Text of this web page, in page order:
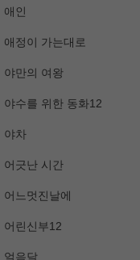
애인
애정이 가는대로
야만의 여왕
야수를 위한 동화12
야차
어긋난 시간
어느멋진날에
어린신부12
얼음달